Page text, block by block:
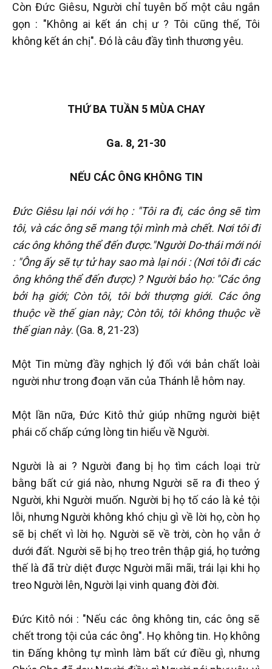
Còn Đức Giêsu, Người chỉ tuyên bố một câu ngắn
gọn : "Không ai kết án chị ư ? Tôi cũng thế, Tôi
không kết án chị". Đó là câu đầy tình thương yêu.
THỨ BA TUẦN 5 MÙA CHAY
Ga. 8, 21-30
NẾU CÁC ÔNG KHÔNG TIN
Đức Giêsu lại nói với họ : "Tôi ra đi, các ông sẽ tìm
tôi, và các ông sẽ mang tội mình mà chết. Nơi tôi đi
các ông không thể đến được."Người Do-thái mới nói
: "Ông ấy sẽ tự tử hay sao mà lại nói : (Nơi tôi đi các
ông không thể đến được) ? Người bảo họ: "Các ông
bởi hạ giới; Còn tôi, tôi bởi thượng giới. Các ông
thuộc về thế gian này; Còn tôi, tôi không thuộc về
thế gian này. (Ga. 8, 21-23)
Một Tin mừng đầy nghịch lý đối với bản chất loài
người như trong đoạn văn của Thánh lễ hôm nay.
Một lần nữa, Đức Kitô thử giúp những người biệt
phái cố chấp cứng lòng tin hiểu về Người.
Người là ai ? Người đang bị họ tìm cách loại trừ
bằng bất cứ giá nào, nhưng Người sẽ ra đi theo ý
Người, khi Người muốn. Người bị họ tố cáo là kẻ tội
lỗi, nhưng Người không khó chịu gì về lời họ, còn họ
sẽ bị chết vì lời họ. Người sẽ về trời, còn họ vẫn ở
dưới đất. Người sẽ bị họ treo trên thập giá, họ tưởng
thế là đã trừ diệt được Người mãi mãi, trái lại khi họ
treo Người lên, Người lại vinh quang đời đời.
Đức Kitô nói : "Nếu các ông không tin, các ông sẽ
chết trong tội của các ông". Họ không tin. Họ không
tin Đấng không tự mình làm bất cứ điều gì, nhưng